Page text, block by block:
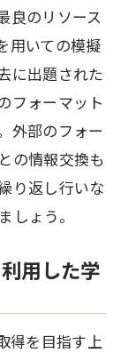
良のリソース
用いての模擬
に出題された
フォーマット
外部のフォー
の情報交換も
り返し行いな
しょう。
用した学
得を目指す上